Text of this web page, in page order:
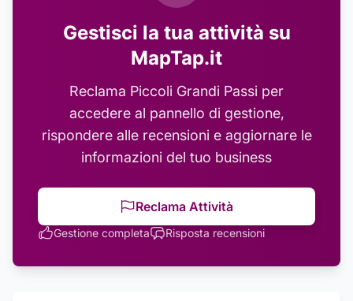
Gestisci la tua attività su
MapTap.it
Reclama Piccoli Grandi Passi per
accedere al pannello di gestione,
rispondere alle recensioni e aggiornare le
informazioni del tuo business
Reclama Attività
Gestione completa Risposta recensioni